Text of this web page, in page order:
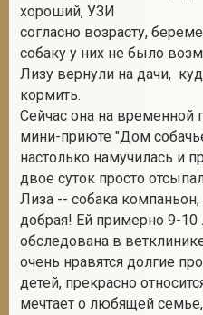
хороший, УЗИ
согласно возрасту,
собаку у них не было
Лизу вернули на дачи,
кормить.
Сейчас она на временной
мини-приюте "Дом
настолько намучилась и
двое суток просто
Лиза -- собака
добрая! Ей примерно 9-10
обследована в
очень нравятся долгие
детей, прекрасно
мечтает о любящей